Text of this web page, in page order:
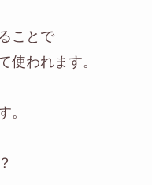
ことで
使われます。
。